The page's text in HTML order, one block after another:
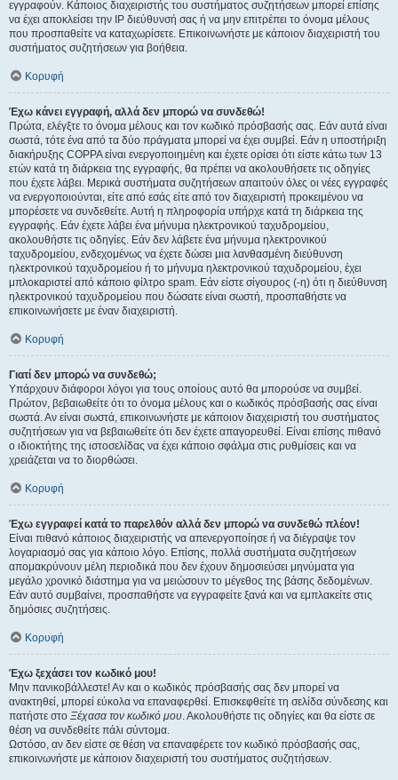
εγγραφούν. Κάποιος διαχειριστής του συστήματος συζητήσεων μπορεί επίσης
να έχει αποκλείσει την IP διεύθυνσή σας ή να μην επιτρέπει το όνομα μέλους
που προσπαθείτε να καταχωρίσετε. Επικοινωνήστε με κάποιον διαχειριστή του
συστήματος συζητήσεων για βοήθεια.
Κορυφή
Έχω κάνει εγγραφή, αλλά δεν μπορώ να συνδεθώ!
Πρώτα, ελέγξτε το όνομα μέλους και τον κωδικό πρόσβασής σας. Εάν αυτά είναι
σωστά, τότε ένα από τα δύο πράγματα μπορεί να έχει συμβεί. Εάν η υποστήριξη
διακήρυξης COPPA είναι ενεργοποιημένη και έχετε ορίσει ότι είστε κάτω των 13
ετών κατά τη διάρκεια της εγγραφής, θα πρέπει να ακολουθήσετε τις οδηγίες
που έχετε λάβει. Μερικά συστήματα συζητήσεων απαιτούν όλες οι νέες εγγραφές
να ενεργοποιούνται, είτε από εσάς είτε από τον διαχειριστή προκειμένου να
μπορέσετε να συνδεθείτε. Αυτή η πληροφορία υπήρχε κατά τη διάρκεια της
εγγραφής. Εάν έχετε λάβει ένα μήνυμα ηλεκτρονικού ταχυδρομείου,
ακολουθήστε τις οδηγίες. Εάν δεν λάβετε ένα μήνυμα ηλεκτρονικού
ταχυδρομείου, ενδεχομένως να έχετε δώσει μια λανθασμένη διεύθυνση
ηλεκτρονικού ταχυδρομείου ή το μήνυμα ηλεκτρονικού ταχυδρομείου, έχει
μπλοκαριστεί από κάποιο φίλτρο spam. Εάν είστε σίγουρος (-η) ότι η διεύθυνση
ηλεκτρονικού ταχυδρομείου που δώσατε είναι σωστή, προσπαθήστε να
επικοινωνήσετε με έναν διαχειριστή.
Κορυφή
Γιατί δεν μπορώ να συνδεθώ;
Υπάρχουν διάφοροι λόγοι για τους οποίους αυτό θα μπορούσε να συμβεί.
Πρώτον, βεβαιωθείτε ότι το όνομα μέλους και ο κωδικός πρόσβασής σας είναι
σωστά. Αν είναι σωστά, επικοινωνήστε με κάποιον διαχειριστή του συστήματος
συζητήσεων για να βεβαιωθείτε ότι δεν έχετε απαγορευθεί. Είναι επίσης πιθανό
ο ιδιοκτήτης της ιστοσελίδας να έχει κάποιο σφάλμα στις ρυθμίσεις και να
χρειάζεται να το διορθώσει.
Κορυφή
Έχω εγγραφεί κατά το παρελθόν αλλά δεν μπορώ να συνδεθώ πλέον!
Είναι πιθανό κάποιος διαχειριστής να απενεργοποίησε ή να διέγραψε τον
λογαριασμό σας για κάποιο λόγο. Επίσης, πολλά συστήματα συζητήσεων
απομακρύνουν μέλη περιοδικά που δεν έχουν δημοσιεύσει μηνύματα για
μεγάλο χρονικό διάστημα για να μειώσουν το μέγεθος της βάσης δεδομένων.
Εάν αυτό συμβαίνει, προσπαθήστε να εγγραφείτε ξανά και να εμπλακείτε στις
δημόσιες συζητήσεις.
Κορυφή
Έχω ξεχάσει τον κωδικό μου!
Μην πανικοβάλλεστε! Αν και ο κωδικός πρόσβασής σας δεν μπορεί να
ανακτηθεί, μπορεί εύκολα να επαναφερθεί. Επισκεφθείτε τη σελίδα σύνδεσης και
πατήστε στο Ξέχασα τον κωδικό μου. Ακολουθήστε τις οδηγίες και θα είστε σε
θέση να συνδεθείτε πάλι σύντομα.
Ωστόσο, αν δεν είστε σε θέση να επαναφέρετε τον κωδικό πρόσβασής σας,
επικοινωνήστε με κάποιον διαχειριστή του συστήματος συζητήσεων.